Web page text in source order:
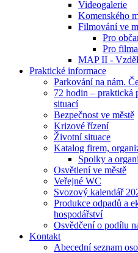
Videogalerie
Komenského
Filmování ve
Pro
Pro
MAP II -
Praktické informace
Parkování na nám.
72 hodin – praktická
situací
Bezpečnost ve městě
Krizové řízení
Životní situace
Katalog firem,
Spolky a
Osvětlení ve městě
Veřejné WC
Svozový kalendář
Produkce odpadů a
hospodářství
Osvědčení o podílu
Kontakt
Abecední seznam